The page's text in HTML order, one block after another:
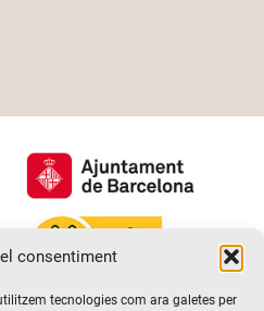
consentiment
tecnologies com ara galetes per